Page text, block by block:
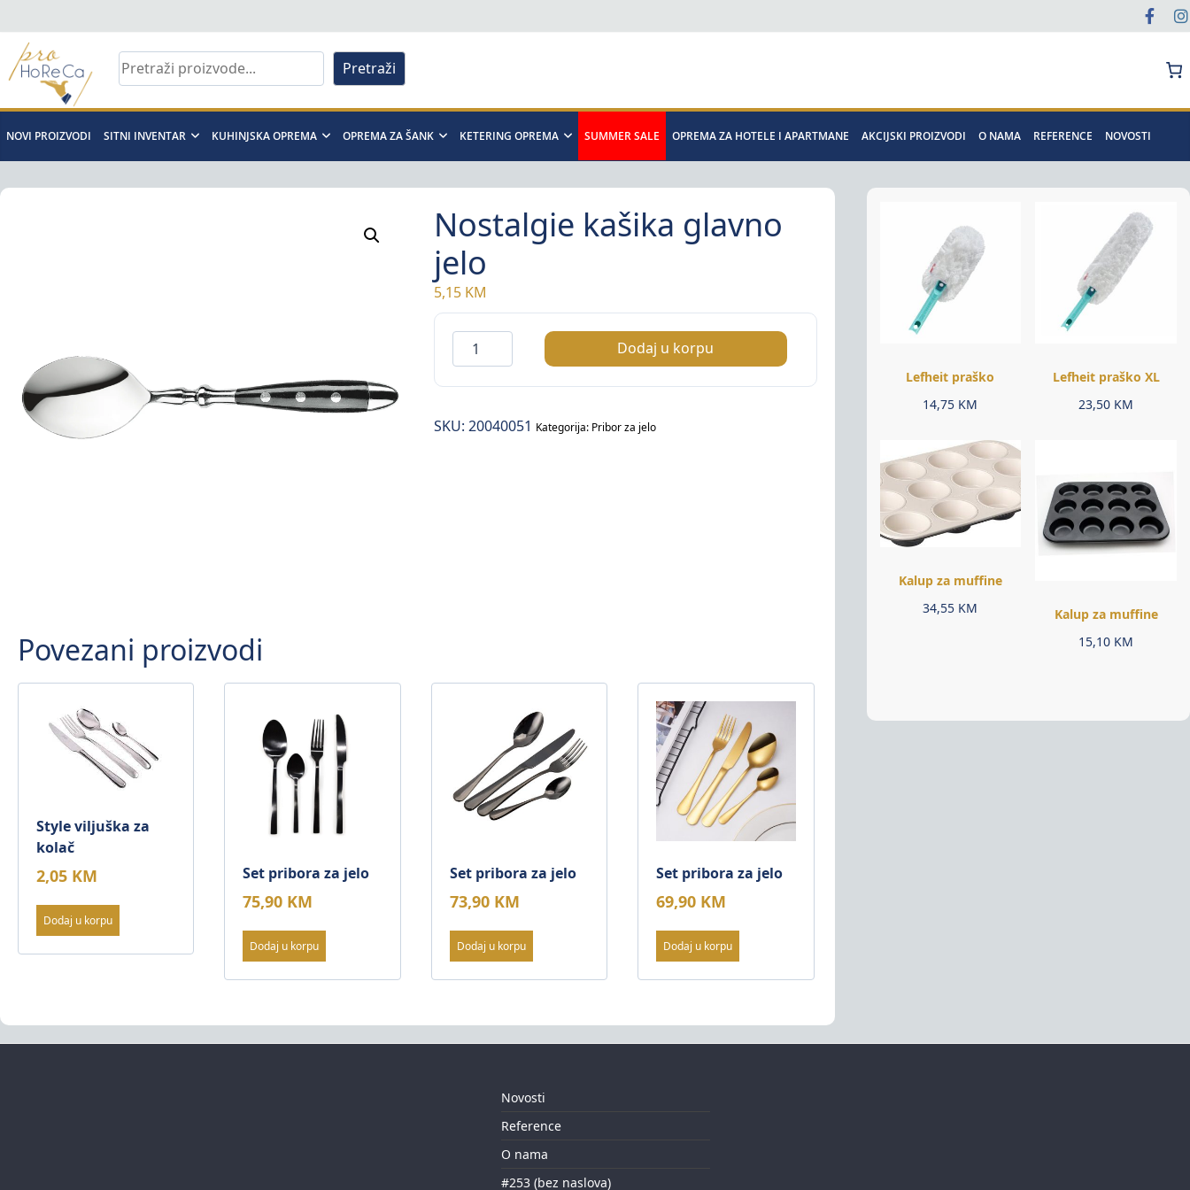
to
content
Pro
Horeca
d.o.o
Pretraži
NOVI PROIZVODI SITNI INVENTAR KUHINJSKA OPREMA OPREMA ZA ŠANK KETERING OPREMA SUMMER SALE OPREMA ZA HOTELE I APARTMANE AKCIJSKI PROIZVODI O NAMA REFERENCE NOVOSTI
Nostalgie kašika glavno
jelo
5,15 KM
Nostalgie
kašika
glavno
količina
Dodaj u korpu
SKU: 20040051 Kategorija: Pribor za jelo
Povezani proizvodi
Style viljuška za
kolač
2,05 KM
Dodaj u korpu
Set pribora za jelo
75,90 KM
Dodaj u korpu
Set pribora za jelo
73,90 KM
Dodaj u korpu
Set pribora za jelo
69,90 KM
Dodaj u korpu
Lefheit praško
14,75 KM
Lefheit praško XL
23,50 KM
Kalup za muffine
34,55 KM
Kalup za muffine
15,10 KM
Novosti
Reference
O nama
#253 (bez naslova)